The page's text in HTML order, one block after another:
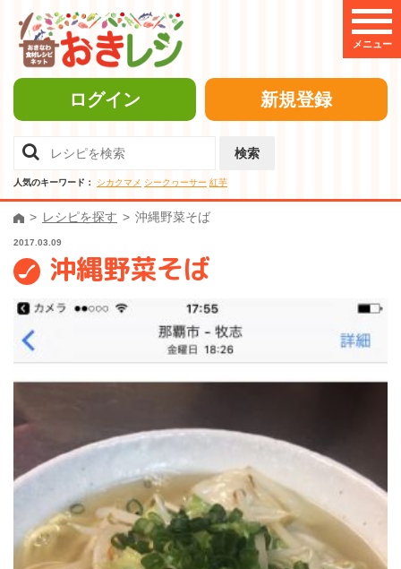
メニュー
ログイン 新規登録
検索
人気のキーワード： シカクマメ シークヮーサー 紅芋
レシピを探す 沖縄野菜そば
2017.03.09
沖縄野菜そば